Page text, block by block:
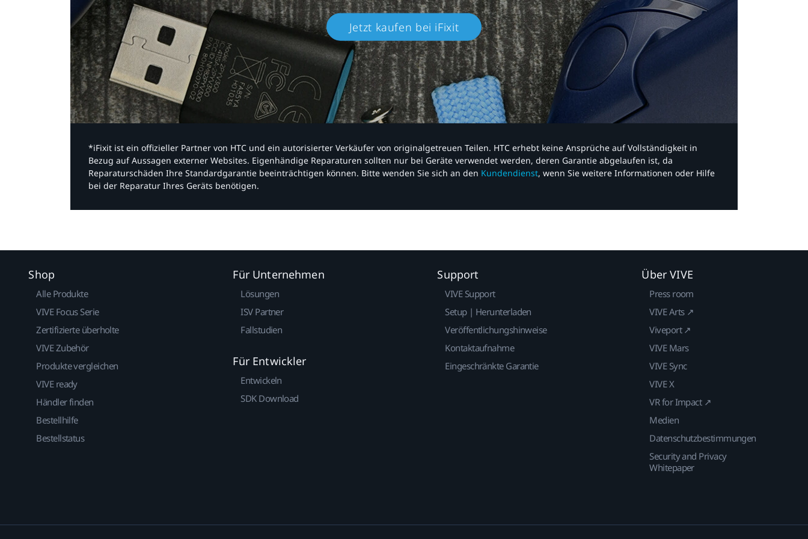
Jetzt kaufen bei iFixit​
*iFixit ist ein offizieller Partner von HTC und ein autorisierter Verkäufer von originalgetreuen Teilen. HTC erhebt keine Ansprüche auf Vollständigkeit in
Bezug auf Aussagen externer Websites. Eigenhändige Reparaturen sollten nur bei Geräte verwendet werden, deren Garantie abgelaufen ist, da
Reparaturschäden Ihre Standardgarantie beeinträchtigen können. Bitte wenden Sie sich an den Kundendienst, wenn Sie weitere Informationen oder Hilfe
bei der Reparatur Ihres Geräts benötigen.​
Shop
Alle Produkte
VIVE Focus Serie
Zertifizierte überholte
VIVE Zubehör
Produkte vergleichen
VIVE ready
Händler finden
Bestellhilfe
Bestellstatus
Für Unternehmen
Lösungen
ISV Partner
Fallstudien
Für Entwickler
Entwickeln
SDK Download
Support
VIVE Support
Setup | Herunterladen
Veröffentlichungshinweise
Kontaktaufnahme
Eingeschränkte Garantie
Über VIVE
Press room
VIVE Arts ↗
Viveport ↗
VIVE Mars
VIVE Sync
VIVE X
VR for Impact ↗
Medien
Datenschutzbestimmungen
Security and Privacy
Whitepaper